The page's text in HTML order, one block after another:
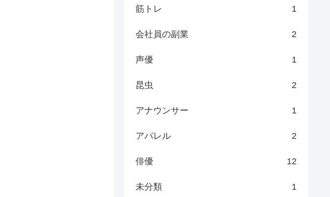
筋トレ 1
会社員の副業 2
声優 1
昆虫 2
アナウンサー 1
アパレル 2
俳優 12
未分類 1